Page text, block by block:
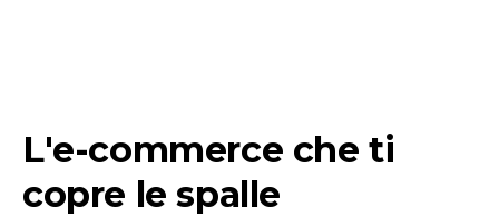
L'e-commerce che ti
copre le spalle